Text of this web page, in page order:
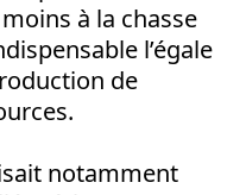
à la chasse
l’égale
de
notamment